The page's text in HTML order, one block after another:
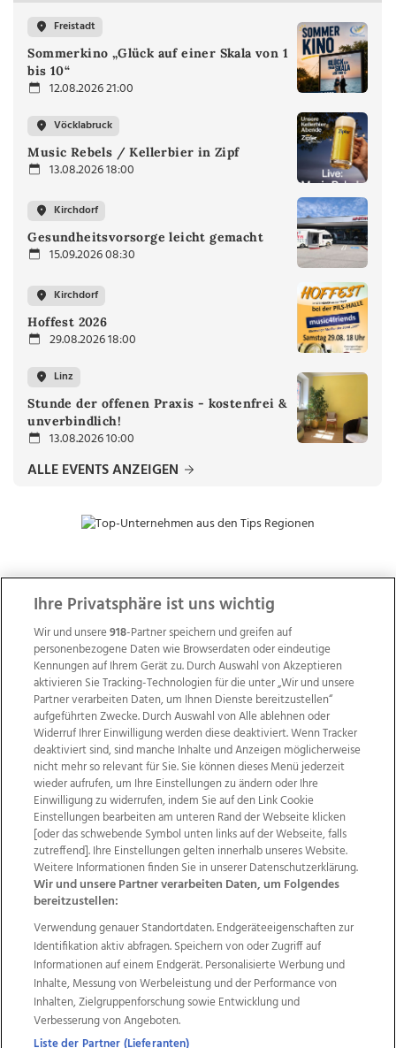
Freistadt
Sommerkino „Glück auf einer Skala von 1
bis 10“
12.08.2026 21:00
Vöcklabruck
Music Rebels / Kellerbier in Zipf
13.08.2026 18:00
Kirchdorf
Gesundheitsvorsorge leicht gemacht
15.09.2026 08:30
Kirchdorf
Hoffest 2026
29.08.2026 18:00
Linz
Stunde der offenen Praxis - kostenfrei &
unverbindlich!
13.08.2026 10:00
ALLE EVENTS ANZEIGEN
ZUR NACHRICHTENÜBERSICHT
Wir über uns Mediadaten Kontakt
Jobs
Datenschutz
Impressum
AGB Anzeigekunden
AGB Website
Ehrenkodex Politische Werbung
Weitere Angebote des Medienhauses Wimmer
TV1 di-mog-i.at OÖNow
Ischler Woche
Life Radio
OÖNachrichten
OÖN Immobilien
OÖN Karriere
OÖN Reise
Promenaden Galerien
Regionaljobs
wasistlos.at
Ihre Privatsphäre ist uns wichtig
Wir und unsere918-Partner speichern und greifen auf
personenbezogene Daten wie Browserdaten oder eindeutige
Kennungen auf Ihrem Gerät zu. Durch Auswahl von Akzeptieren
aktivieren Sie Tracking-Technologien für die unter „Wir und unsere
Partner verarbeiten Daten, um Ihnen Dienste bereitzustellen“
aufgeführten Zwecke. Durch Auswahl von Alle ablehnen oder
Widerruf Ihrer Einwilligung werden diese deaktiviert. Wenn Tracker
deaktiviert sind, sind manche Inhalte und Anzeigen möglicherweise
nicht mehr so relevant für Sie. Sie können dieses Menü jederzeit
wieder aufrufen, um Ihre Einstellungen zu ändern oder Ihre
Einwilligung zu widerrufen, indem Sie auf den Link Cookie
Einstellungen bearbeiten am unteren Rand der Webseite klicken
[oder das schwebende Symbol unten links auf der Webseite, falls
zutreffend]. Ihre Einstellungen gelten innerhalb unseres Website.
Weitere Informationen finden Sie in unserer Datenschutzerklärung.
Wir und unsere Partner verarbeiten Daten, um Folgendes
bereitzustellen:
Verwendung genauer Standortdaten. Endgeräteeigenschaften zur
Identifikation aktiv abfragen. Speichern von oder Zugriff auf
Informationen auf einem Endgerät. Personalisierte Werbung und
Inhalte, Messung von Werbeleistung und der Performance von
Inhalten, Zielgruppenforschung sowie Entwicklung und
Verbesserung von Angeboten.
Liste der Partner (Lieferanten)